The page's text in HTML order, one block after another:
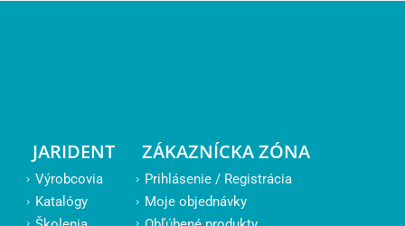
JARIDENT
Výrobcovia
Katalógy
ZÁKAZNÍCKA ZÓNA
Prihlásenie / Registrácia
Moje objednávky